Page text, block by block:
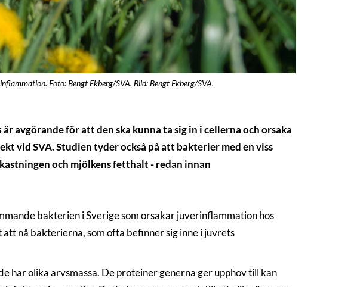
Foto: Bengt Ekberg/SVA. Bild: Bengt Ekberg/SVA.
är avgörande för att den ska kunna ta sig in i cellerna och orsaka
vid SVA. Studien tyder också på att bakterier med en viss
och mjölkens fetthalt - redan innan
bakterien i Sverige som orsakar juverinflammation hos
nå bakterierna, som ofta befinner sig inne i juvrets
har olika arvsmassa. De proteiner generna ger upphov till kan